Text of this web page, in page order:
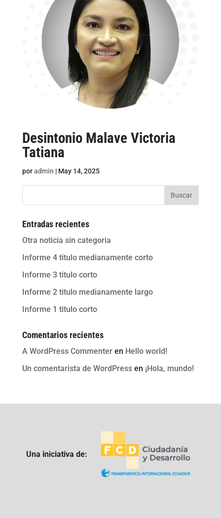
Desintonio Malave Victoria
Tatiana
poradmin | May 14, 2025
Buscar
Entradas recientes
Otra noticia sin categoria
Informe 4 titulo medianamente corto
Informe 3 titulo corto
Informe 2 titulo medianamente largo
Informe 1 titulo corto
Comentarios recientes
A WordPress Commenteren Hello world!
Un comentarista de WordPressen ¡Hola, mundo!
Una iniciativa de: